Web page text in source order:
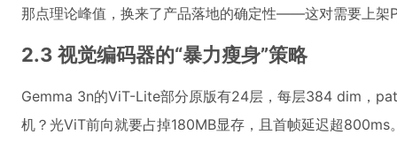
那点理论峰值，换来了产品落地的确定性——这对需要上架
2.3 视觉编码器的“暴力瘦身”策略
Gemma 3n的ViT-Lite部分原版有24层，每层384 dim，
机？光ViT前向就要占掉180MB显存，且首帧延迟超800ms